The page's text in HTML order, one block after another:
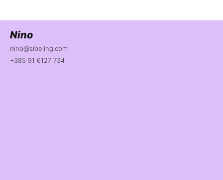
Nino
nino@sibeling.com
+385 91 6127 734